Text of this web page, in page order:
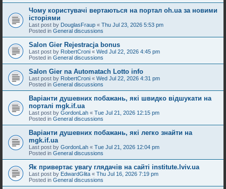
Чому користувачі вертаються на портал oh.ua за новими
історіями
Last post by DouglasFraup « Thu Jul 23, 2026 5:53 pm
Posted in General discussions
Salon Gier Rejestracja bonus
Last post by RobertCroni « Wed Jul 22, 2026 4:45 pm
Posted in General discussions
Salon Gier na Automatach Lotto info
Last post by RobertCroni « Wed Jul 22, 2026 4:31 pm
Posted in General discussions
Варіанти душевних побажань, які швидко відшукати на
порталі mgk.if.ua
Last post by GordonLah « Tue Jul 21, 2026 12:15 pm
Posted in General discussions
Варіанти душевних побажань, які легко знайти на
mgk.if.ua
Last post by GordonLah « Tue Jul 21, 2026 12:04 pm
Posted in General discussions
Як привертає увагу глядачів на сайті institute.lviv.ua
Last post by EdwardGlita « Thu Jul 16, 2026 7:19 pm
Posted in General discussions